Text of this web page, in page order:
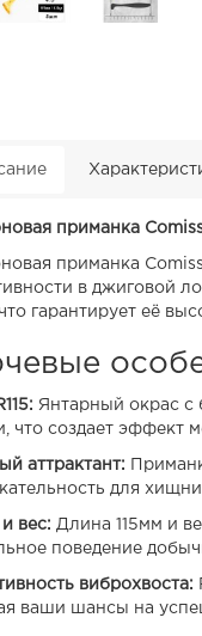
приманка
приманка
в джиговой
гарантирует её
Янтарный окрас с
что создает эффект
аттрактант:
для
вес: Длина 115мм и
поведение
виброхвоста:
ваши шансы на